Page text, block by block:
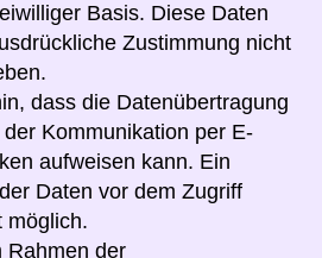
Basis. Diese Daten
Zustimmung nicht
dass die Datenübertragung
Kommunikation per E-
aufweisen kann. Ein
Daten vor dem Zugriff
möglich.
Rahmen der